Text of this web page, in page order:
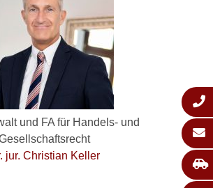
und FA für Handels- und
jur. Christian Keller